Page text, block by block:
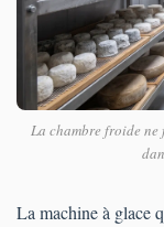
La chambre froide
La machine à glace